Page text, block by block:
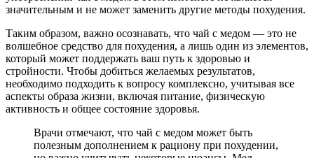
значительным и не может заменить другие методы похудения.
Таким образом, важно осознавать, что чай с медом — это не
волшебное средство для похудения, а лишь один из элементов,
который может поддержать ваш путь к здоровью и
стройности. Чтобы добиться желаемых результатов,
необходимо подходить к вопросу комплексно, учитывая все
аспекты образа жизни, включая питание, физическую
активность и общее состояние здоровья.
Врачи отмечают, что чай с медом может быть
полезным дополнением к рациону при похудении,